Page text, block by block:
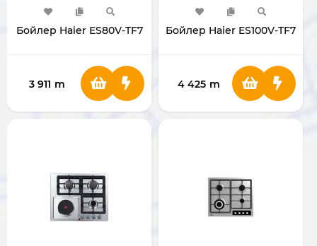
Бойлер Haier ES80V-TF7
3 911 m
Бойлер Haier ES100V-TF7
4 425 m